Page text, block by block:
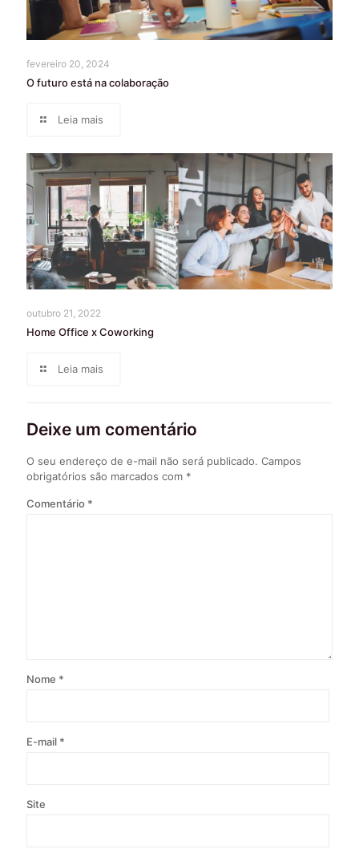
fevereiro 20, 2024
O futuro está na colaboração
Leia mais
outubro 21, 2022
Home Office x Coworking
Leia mais
Deixe um comentário
O seu endereço de e-mail não será publicado. Campos
obrigatórios são marcados com *
Comentário *
Nome *
E-mail *
Site